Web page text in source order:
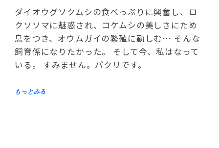
ダイオウグソクムシの食べっぷりに興奮し、ロ
クソソマに魅惑され、コケムシの美しさにため
息をつき、オウムガイの繁殖に勤しむ… そんな
飼育係になりたかった。 そして今、私はなって
いる。 すみません。パクリです。